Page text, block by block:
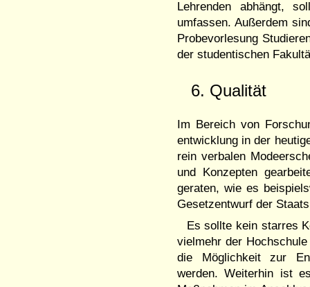
Lehrenden abhängt,
umfassen. Außerdem
Probevorlesung
der studentischen
6. Qualität
Im Bereich von
entwicklung in der
rein verbalen
und Konzepten
geraten, wie es
Gesetzentwurf der
Es sollte kein starres
vielmehr der
die Möglichkeit zur
werden. Weiterhin ist